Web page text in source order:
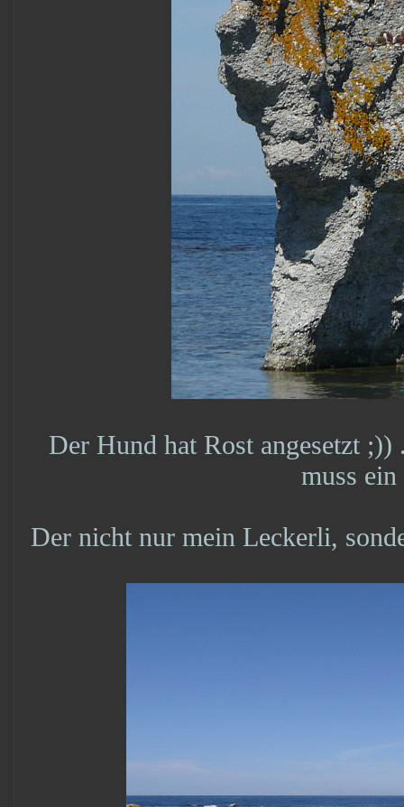
Der Hund hat Rost angesetzt
muss
Der nicht nur mein Leckerli,